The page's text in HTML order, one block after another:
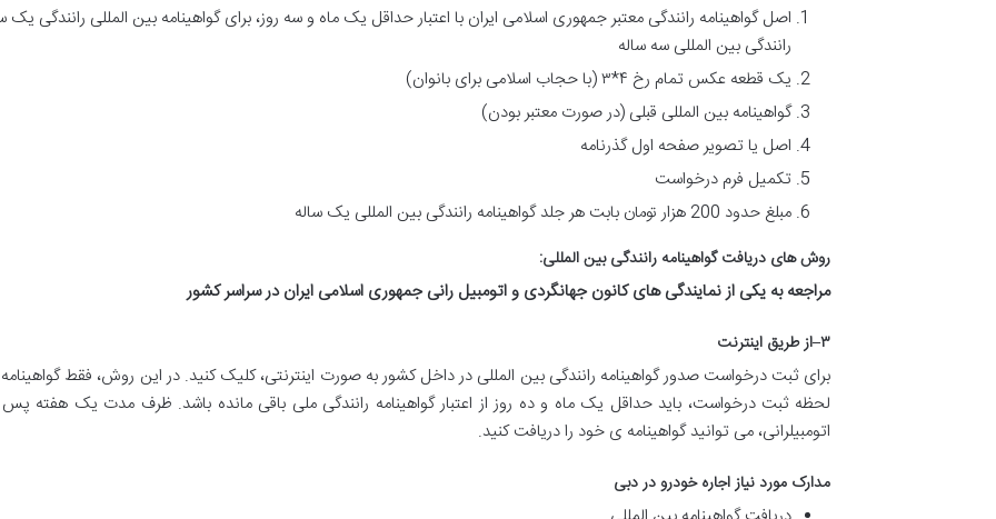
اصل گواهینامه رانندگی معتبر جمهوری اسلامی ایران با اعتبار حداقل یک ماه و سه روز، برای گواهینامه بین المللی رانندگی
رانندگی بین المللی سه ساله
یک قطعه عکس تمام رخ ۴*۳ (با حجاب اسلامی برای بانوان)
گواهینامه بین المللی قبلی (در صورت معتبر بودن)
اصل یا تصویر صفحه اول گذرنامه
تکمیل فرم درخواست
مبلغ حدود 200 هزار تومان بابت هر جلد گواهینامه رانندگی بین المللی یک ساله
روش های دریافت گواهینامه رانندگی بین المللی:
مراجعه به یکی از نمایندگی های کانون جهانگردی و اتومبیل رانی جمهوری اسلامی ایران در سراسر کشور
۳–از طریق اینترنت
برای ثبت درخواست صدور گواهینامه رانندگی بین المللی در داخل کشور به صورت اینترنتی، کلیک کنید. در این روش، فقط
لحظه ثبت درخواست، باید حداقل یک ماه و ده روز از اعتبار گواهینامه رانندگی ملی باقی مانده باشد. ظرف مدت یک هفته
اتومبیلرانی، می توانید گواهینامه ی خود را دریافت کنید.
مدارک مورد نیاز اجاره خودرو در دبی